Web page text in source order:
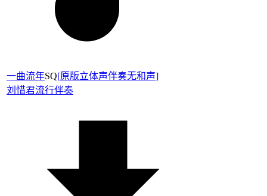
一曲流年SQ[原版立体声伴奏无和声]
刘惜君流行伴奏